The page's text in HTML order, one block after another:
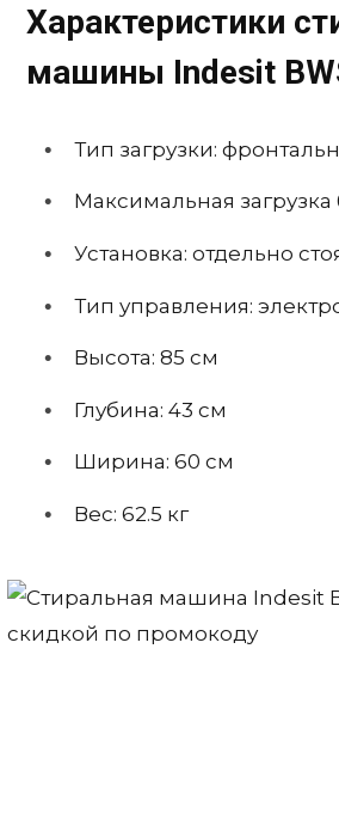
Характеристики
машины Indesit
Тип загрузки:
Максимальная загрузка
Установка: отдельно
Тип управления:
Высота: 85 см
Глубина: 43 см
Ширина: 60 см
Вес: 62.5 кг